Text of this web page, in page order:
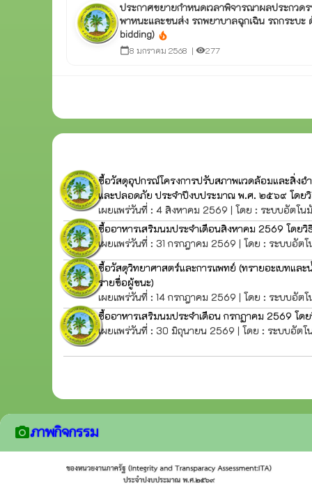
ประกาศขยายกำหนดเวลาพิจารณาผลประกว
พาหนะและขนส่ง รถพยาบาลฉุกเฉิน รถกระบะ
bidding) local_fire_department
calendar_today8 มกราคม 2568 | visibility277
ซื้อวัสดุอุปกรณ์โครงการปรับสภาพแวดล้อมและสิ่งอ
และปลอดภัย ประจำปีงบประมาณ พ.ศ. ๒๕๖๙ โดยวิ
เผยแพร่วันที่ : 4 สิงหาคม 2569 | โดย : ระบบอัตโน
ซื้ออาหารเสริมนมประจำเดือนสิงหาคม 2569 โดยวิ
เผยแพร่วันที่ : 31 กรกฎาคม 2569 | โดย : ระบบอัต
ซื้อวัสดุวิทยาศาสตร์และการแพทย์ (ทรายอะเบทและ
รายชื่อผู้ชนะ)
เผยแพร่วันที่ : 14 กรกฎาคม 2569 | โดย : ระบบอัต
ซื้ออาหารเสริมนมประจำเดือน กรกฏาคม 2569 โดย
เผยแพร่วันที่ : 30 มิถุนายน 2569 | โดย : ระบบอัตโ
camera_altภาพกิจกรรม